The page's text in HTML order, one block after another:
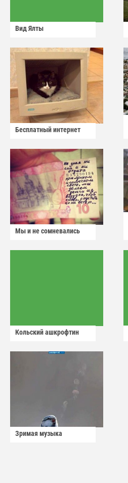
Вид Ялты
Бесплатный интернет
Мы и не сомневались
Кольский ашкрофтин
Зримая музыка